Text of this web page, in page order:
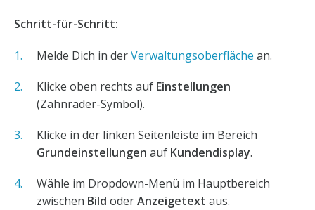
Schritt-für-Schritt:
Melde Dich in derVerwaltungsoberfläche an.
Klicke oben rechts auf Einstellungen
(Zahnräder-Symbol).
Klicke in der linken Seitenleiste im Bereich
Grundeinstellungen auf Kundendisplay.
Wähle im Dropdown-Menü im Hauptbereich
zwischen Bild oderAnzeigetext aus.